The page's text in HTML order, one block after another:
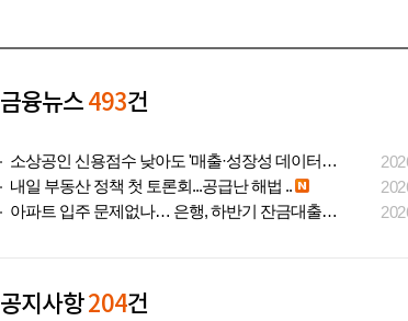
금융뉴스493건
소상공인 신용점수 낮아도 '매출·성장성 데이터..
내일 부동산 정책 첫 토론회...공급난 해법 ..
아파트 입주 문제없나… 은행, 하반기 잔금대출..
공지사항204건